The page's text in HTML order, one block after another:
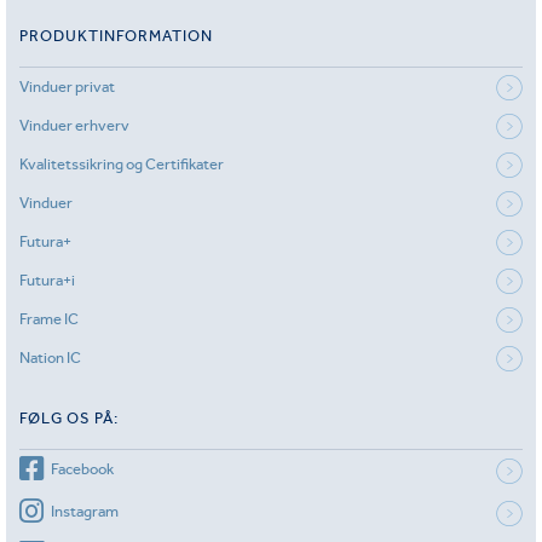
PRODUKTINFORMATION
Vinduer privat
Vinduer erhverv
Kvalitetssikring og Certifikater
Vinduer
Futura+
Futura+i
Frame IC
Nation IC
FØLG OS PÅ:
Facebook
Instagram